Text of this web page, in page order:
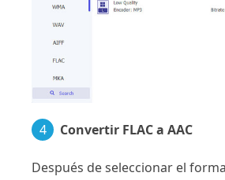
4 Convertir FLAC a AAC
Después de seleccionar el